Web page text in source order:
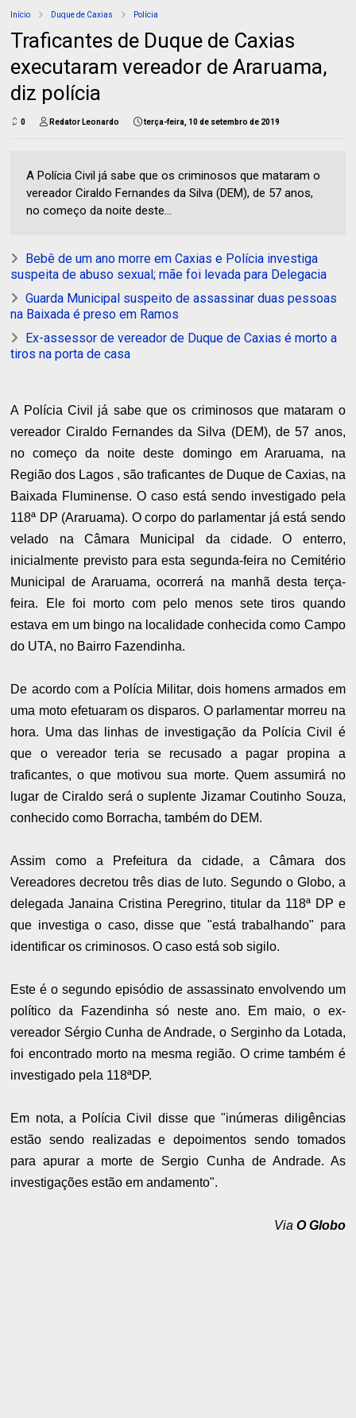
Início Duque de Caxias Polícia
Traficantes de Duque de Caxias
executaram vereador de Araruama,
diz polícia
0 Redator Leonardo terça-feira, 10 de setembro de 2019
A Polícia Civil já sabe que os criminosos que mataram o
vereador Ciraldo Fernandes da Silva (DEM), de 57 anos,
no começo da noite deste...
Bebê de um ano morre em Caxias e Polícia investiga
suspeita de abuso sexual; mãe foi levada para Delegacia
Guarda Municipal suspeito de assassinar duas pessoas
na Baixada é preso em Ramos
Ex-assessor de vereador de Duque de Caxias é morto a
tiros na porta de casa
A Polícia Civil já sabe que os criminosos que mataram o
vereador Ciraldo Fernandes da Silva (DEM), de 57 anos,
no começo da noite deste domingo em Araruama, na
Região dos Lagos , são traficantes de Duque de Caxias, na
Baixada Fluminense. O caso está sendo investigado pela
118ª DP (Araruama). O corpo do parlamentar já está sendo
velado na Câmara Municipal da cidade. O enterro,
inicialmente previsto para esta segunda-feira no Cemitério
Municipal de Araruama, ocorrerá na manhã desta terça-
feira. Ele foi morto com pelo menos sete tiros quando
estava em um bingo na localidade conhecida como Campo
do UTA, no Bairro Fazendinha.
De acordo com a Polícia Militar, dois homens armados em
uma moto efetuaram os disparos. O parlamentar morreu na
hora. Uma das linhas de investigação da Polícia Civil é
que o vereador teria se recusado a pagar propina a
traficantes, o que motivou sua morte. Quem assumirá no
lugar de Ciraldo será o suplente Jizamar Coutinho Souza,
conhecido como Borracha, também do DEM.
Assim como a Prefeitura da cidade, a Câmara dos
Vereadores decretou três dias de luto. Segundo o Globo, a
delegada Janaina Cristina Peregrino, titular da 118ª DP e
que investiga o caso, disse que "está trabalhando" para
identificar os criminosos. O caso está sob sigilo.
Este é o segundo episódio de assassinato envolvendo um
político da Fazendinha só neste ano. Em maio, o ex-
vereador Sérgio Cunha de Andrade, o Serginho da Lotada,
foi encontrado morto na mesma região. O crime também é
investigado pela 118ªDP.
Em nota, a Polícia Civil disse que "inúmeras diligências
estão sendo realizadas e depoimentos sendo tomados
para apurar a morte de Sergio Cunha de Andrade. As
investigações estão em andamento".
Via O Globo